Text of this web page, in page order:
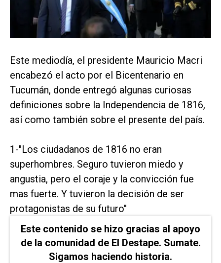
Este mediodía, el presidente Mauricio Macri
encabezó el acto por el Bicentenario en
Tucumán, donde entregó algunas curiosas
definiciones sobre la Independencia de 1816,
así como también sobre el presente del país.
1-"Los ciudadanos de 1816 no eran
superhombres. Seguro tuvieron miedo y
angustia, pero el coraje y la convicción fue
mas fuerte. Y tuvieron la decisión de ser
protagonistas de su futuro"
Este contenido se hizo gracias al apoyo
de la comunidad de El Destape. Sumate.
Sigamos haciendo historia.